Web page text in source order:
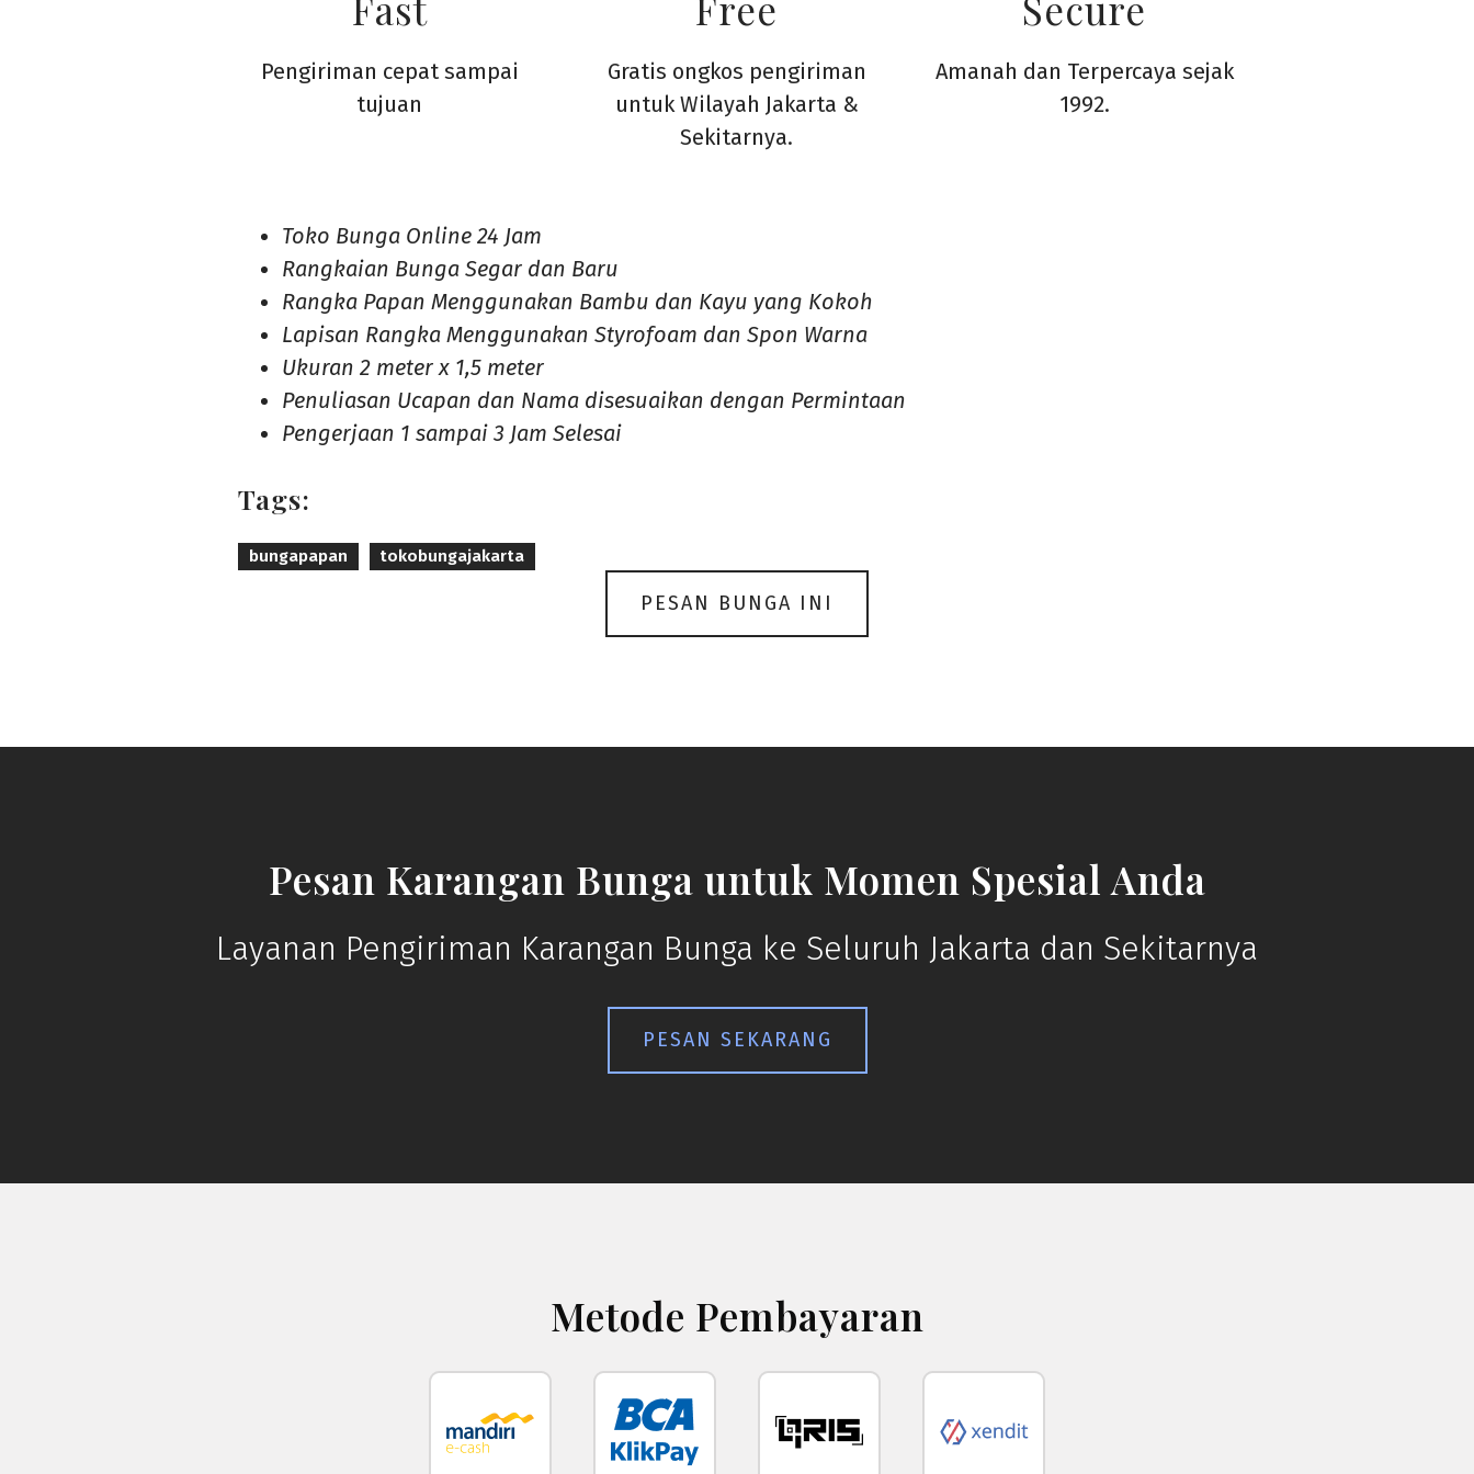
Pengiriman cepat sampai
tujuan
Gratis ongkos pengiriman
untuk Wilayah Jakarta &
Sekitarnya.
Amanah dan Terpercaya sejak
1992.
Toko Bunga Online 24 Jam
Rangkaian Bunga Segar dan Baru
Rangka Papan Menggunakan Bambu dan Kayu yang Kokoh
Lapisan Rangka Menggunakan Styrofoam dan Spon Warna
Ukuran 2 meter x 1,5 meter
Penuliasan Ucapan dan Nama disesuaikan dengan Permintaan
Pengerjaan 1 sampai 3 Jam Selesai
Tags:
bungapapan tokobungajakarta
PESAN BUNGA INI
Pesan Karangan Bunga untuk Momen Spesial Anda
Layanan Pengiriman Karangan Bunga ke Seluruh Jakarta dan Sekitarnya
PESAN SEKARANG
Metode Pembayaran